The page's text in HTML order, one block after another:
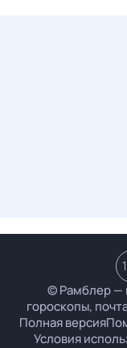
© Рамблер —
гороскопы,
Полная версия
Условия